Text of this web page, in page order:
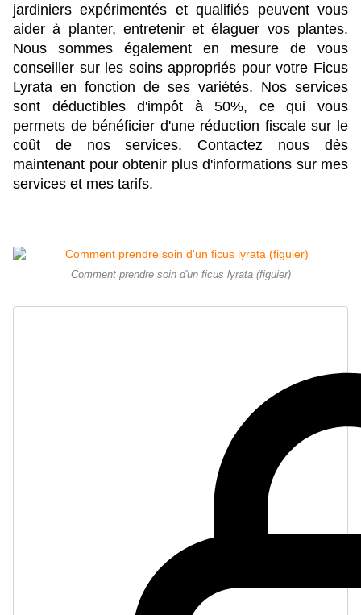
jardiniers expérimentés et qualifiés peuvent vous
aider à planter, entretenir et élaguer vos plantes.
Nous sommes également en mesure de vous
conseiller sur les soins appropriés pour votre Ficus
Lyrata en fonction de ses variétés. Nos services
sont déductibles d'impôt à 50%, ce qui vous
permets de bénéficier d'une réduction fiscale sur le
coût de nos services. Contactez nous dès
maintenant pour obtenir plus d'informations sur mes
services et mes tarifs.
Comment prendre soin d'un ficus lyrata (figuier)